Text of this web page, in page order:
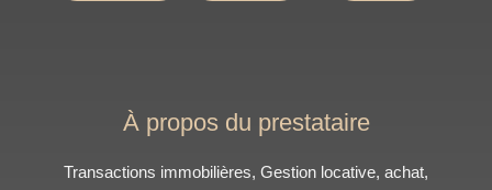
À propos du prestataire
Transactions immobilières, Gestion locative, achat,